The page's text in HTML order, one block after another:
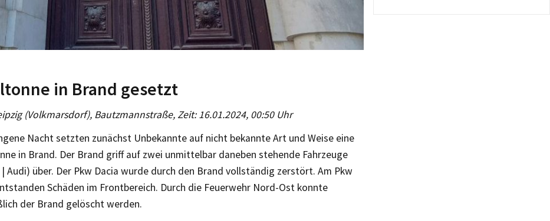
in Brand gesetzt
(Volkmarsdorf), Bautzmannstraße, Zeit: 16.01.2024, 00:50 Uhr
Nacht setzten zunächst Unbekannte auf nicht bekannte Art und Weise eine
in Brand. Der Brand griff auf zwei unmittelbar daneben stehende Fahrzeuge
| Audi) über. Der Pkw Dacia wurde durch den Brand vollständig zerstört. Am Pkw
Schäden im Frontbereich. Durch die Feuerwehr Nord-Ost konnte
der Brand gelöscht werden.